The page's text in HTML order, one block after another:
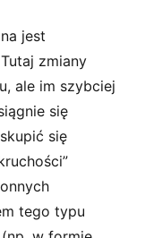
jest
zmiany
ale im szybciej
się
się
tego typu